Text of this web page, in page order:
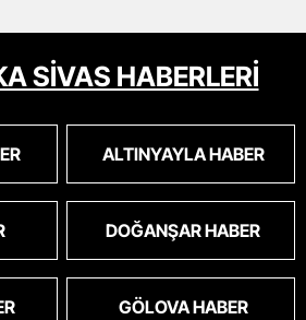
SİVAS HABERLERİ
ALTINYAYLA HABER
DOĞANŞAR HABER
GÖLOVA HABER